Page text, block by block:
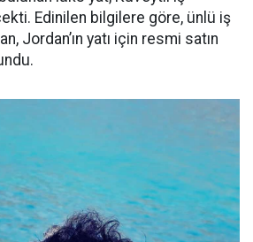
Edinilen bilgilere göre, ünlü iş
Jordan’ın yatı için resmi satın